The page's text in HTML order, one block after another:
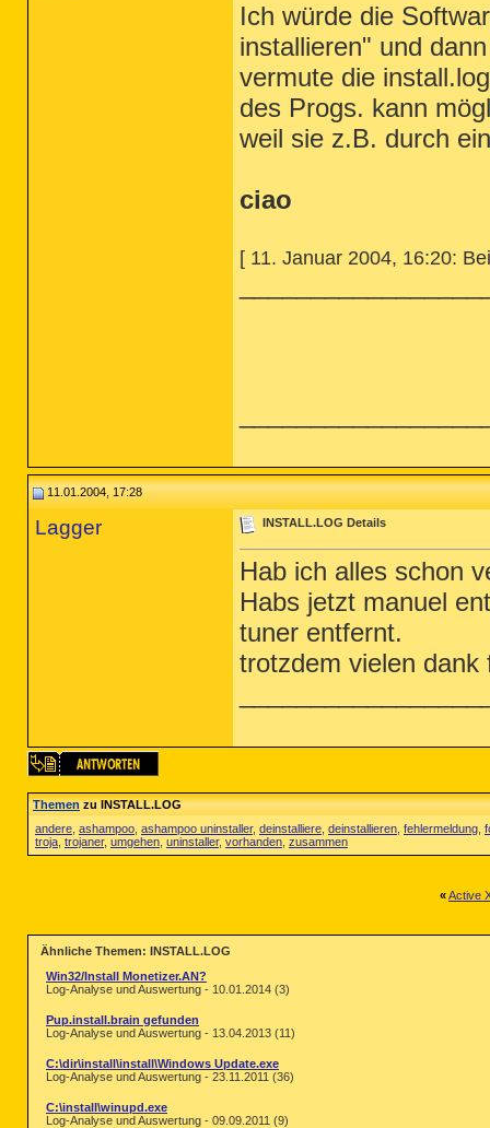
Ich würde die
installieren" und
vermute die
des Progs. kann
weil sie z.B. durch
ciao
[ 11. Januar 2004, 16:20:
11.01.2004, 17:28
Lagger INSTALL.LOG Details
Hab ich alles schon
Habs jetzt manuel
tuner entfernt.
trotzdem vielen dank
Themenzu INSTALL.LOG
andere ashampoo ashampoo uninstaller, deinstalliere deinstallieren fehlermeldung
troja trojaner, umgehen uninstaller, vorhanden zusammen
«Active
Ähnliche Themen: INSTALL.LOG
Win32/Install Monetizer.AN?
Log-Analyse und Auswertung - 10.01.2014 (3)
Pup.install.brain gefunden
Log-Analyse und Auswertung - 13.04.2013 (11)
C:\dir\install\install\Windows Update.exe
Log-Analyse und Auswertung - 23.11.2011 (36)
C:\install\winupd.exe
Log-Analyse und Auswertung - 09.09.2011 (9)